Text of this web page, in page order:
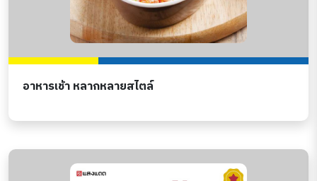
อาหารเช้า หลากหลายสไตล์